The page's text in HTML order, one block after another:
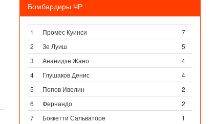
Бомбардиры ЧР
1 Промес Куинси
7
2
Зе Луиш
5
3
Ананидзе Жано
4
4
Глушаков Денис
4
5
Попов Ивелин
2
6
Фернандо
2
7
Боккетти Сальваторе
1